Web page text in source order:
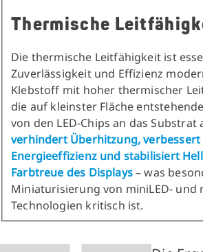
Thermische
Die thermische Leitfähigkeit ist
Zuverlässigkeit und Effizienz
Klebstoff mit hoher thermischer
die auf kleinster Fläche
von den LED-Chips an das Substrat
verhindert Überhitzung, verbessert
Energieeffizienz und stabilisiert
Farbtreue des Displays– was
Miniaturisierung von miniLED- und
Technologien kritisch ist.